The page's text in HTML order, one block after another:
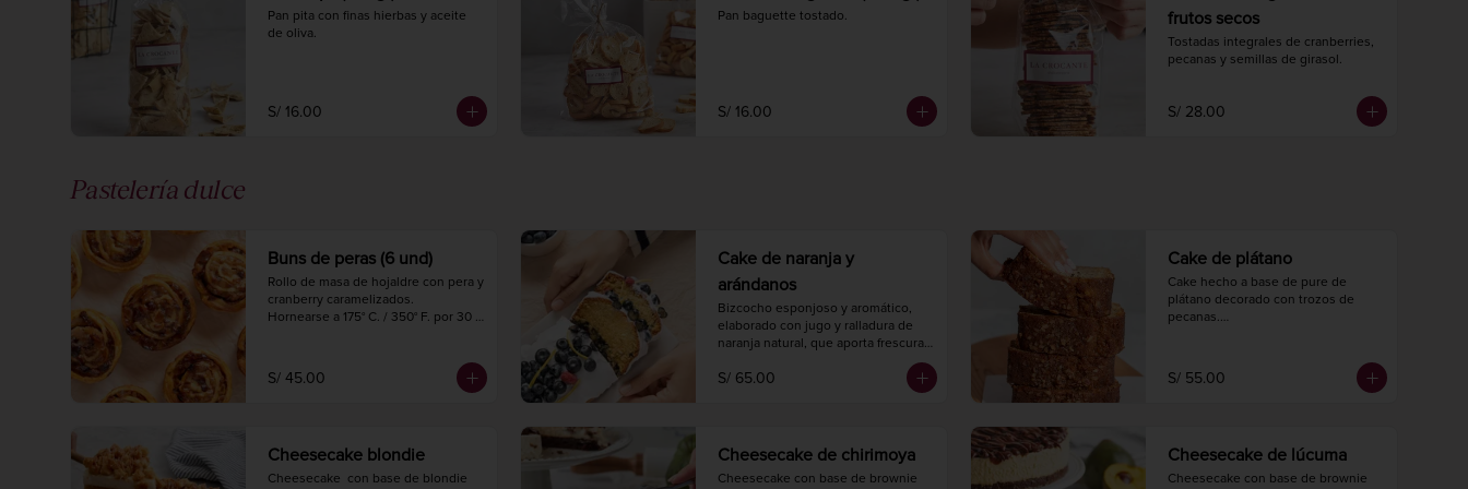
Pan pita con finas hierbas y aceite
de oliva.
S/ 16.00
Pan baguette tostado.
S/ 16.00
frutos secos
Tostadas integrales de cranberries,
pecanas y semillas de girasol.
S/ 28.00
Pastelería dulce
Buns de peras (6 und)
Rollo de masa de hojaldre con pera y
cranberry caramelizados.
Hornearse a 175° C. / 350° F. por 30
S/ 45.00
Cake de naranja y
arándanos
Bizcocho esponjoso y aromático,
elaborado con jugo y ralladura de
naranja natural, que aporta frescura
cítrica, y arándanos que añaden un
toque dulce y ácido.
S/ 65.00
Cake de plátano
Cake hecho a base de pure de
plátano decorado con trozos de
pecanas.
8 a 10 porciones.
S/ 55.00
Cheesecake blondie
Cheesecake  con base de blondie
Cheesecake de chirimoya
Cheesecake con base de brownie
Cheesecake de lúcuma
Cheesecake con base de brownie